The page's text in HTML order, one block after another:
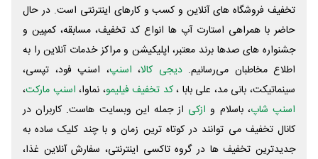
تخفیف فروشگاه های آنلاین و کسب و‌ کارهای اینترنتی است. در حال
حاضر با همراهی استارت آپ ها انواع کد تخفیف، مسابقه، کمپین و
جشنواره های صدها برند معتبر، اپلیکیشن و مراکز خدمات آنلاین را به
اطلاع مخاطبان می‌رسانیم. دیجی کالا، اسنپ، اسنپ فود، تپسی،
سینماتیکت، بانی مد، علی‌ بابا ،کد تخفیف فیلیمو، نماوا، اسنپ مارکت،
اسنپ شاپ، باسلام و ازکی از جمله این وبسایت ‌هاست. کاربران در
کانال تخفیف می توانند در کوتاه ترین زمان و با چند کلیک ساده به
جدیدترین تخفیف ها در گروه تاکسی اینترنتی، سفارش آنلاین غذا،